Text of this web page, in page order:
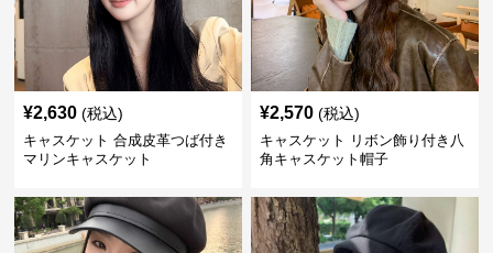
¥2,630 (税込)
キャスケット 合成皮革つば付き
マリンキャスケット
¥2,570 (税込)
キャスケット リボン飾り付き八
角キャスケット帽子